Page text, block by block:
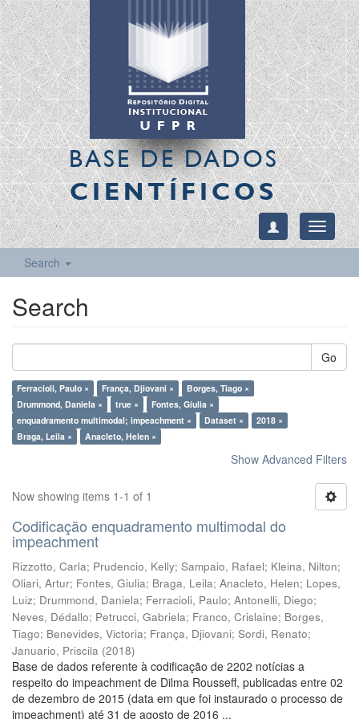
BASE DE DADOS
CIENTÍFICOS
Toggle
Search
Search
Go
Ferracioli, Paulo × França, Djiovani ×
Borges, Tiago ×
Drummond, Daniela ×
true ×
Fontes, Giulia ×
enquadramento multimodal; impeachment ×
Dataset ×
2018 ×
Braga, Leila ×
Anacleto, Helen ×
Show Advanced Filters
Now showing items 1-1 of 1
Codificação enquadramento multimodal do
impeachment
Rizzotto, Carla; Prudencio, Kelly; Sampaio, Rafael; Kleina, Nilton;
Oliari, Artur; Fontes, Giulia; Braga, Leila; Anacleto, Helen; Lopes,
Luiz; Drummond, Daniela; Ferracioli, Paulo; Antonelli, Diego;
Neves, Dédallo; Petrucci, Gabriela; Franco, Crislaine; Borges,
Tiago; Benevides, Victoria; França, Djiovani; Sordi, Renato;
Januario, Priscila (2018)
Base de dados referente à codificação de 2202 notícias a
respeito do impeachment de Dilma Rousseff, publicadas entre 02
de dezembro de 2015 (data em que foi instaurado o processo de
impeachment) até 31 de agosto de 2016 ...